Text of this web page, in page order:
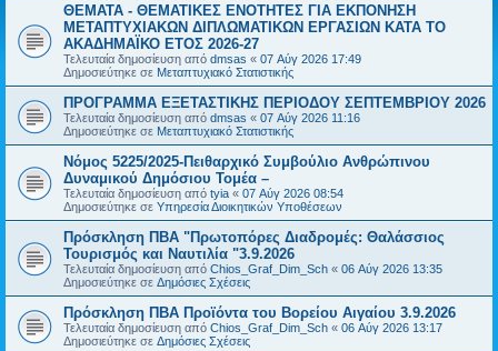
ΘΕΜΑΤΑ - ΘΕΜΑΤΙΚΕΣ ΕΝΟΤΗΤΕΣ ΓΙΑ ΕΚΠΟΝΗΣΗ
ΜΕΤΑΠΤΥΧΙΑΚΩΝ ΔΙΠΛΩΜΑΤΙΚΩΝ ΕΡΓΑΣΙΩΝ ΚΑΤΑ ΤΟ
ΑΚΑΔΗΜΑΪΚΟ ΕΤΟΣ 2026-27
Τελευταία δημοσίευση από dmsas « 07 Αύγ 2026 17:49
Δημοσιεύτηκε σε Μεταπτυχιακό Στατιστικής
ΠΡΟΓΡΑΜΜΑ ΕΞΕΤΑΣΤΙΚΗΣ ΠΕΡΙΟΔΟΥ ΣΕΠΤΕΜΒΡΙΟΥ 2026
Τελευταία δημοσίευση από dmsas « 07 Αύγ 2026 11:16
Δημοσιεύτηκε σε Μεταπτυχιακό Στατιστικής
Νόμος 5225/2025-Πειθαρχικό Συμβούλιο Ανθρώπινου
Δυναμικού Δημόσιου Τομέα –
Τελευταία δημοσίευση από tyia « 07 Αύγ 2026 08:54
Δημοσιεύτηκε σε Υπηρεσία Διοικητικών Υποθέσεων
Πρόσκληση ΠΒΑ "Πρωτοπόρες Διαδρομές: Θαλάσσιος
Τουρισμός και Ναυτιλία "3.9.2026
Τελευταία δημοσίευση από Chios_Graf_Dim_Sch « 06 Αύγ 2026 13:35
Δημοσιεύτηκε σε Δημόσιες Σχέσεις
Πρόσκληση ΠΒΑ Προϊόντα του Βορείου Αιγαίου 3.9.2026
Τελευταία δημοσίευση από Chios_Graf_Dim_Sch « 06 Αύγ 2026 13:17
Δημοσιεύτηκε σε Δημόσιες Σχέσεις